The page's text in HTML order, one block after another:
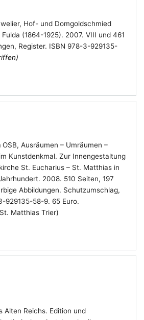
Hof- und Domgoldschmied
(1864-1925). 2007. VIII und 461
Register. ISBN 978-3-929135-
OSB, Ausräumen – Umräumen –
Kunstdenkmal. Zur Innengestaltung
St. Eucharius – St. Matthias in
2008. 510 Seiten, 197
Abbildungen. Schutzumschlag,
929135-58-9. 65 Euro.
Matthias Trier)
Alten Reichs. Edition und